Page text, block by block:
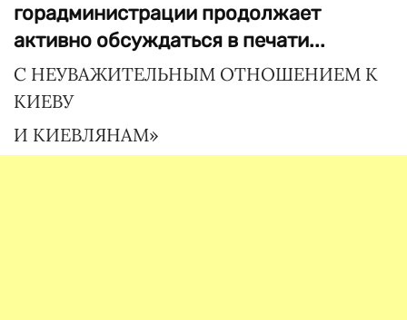
горадминистрации продолжает
активно обсуждаться в печати...
С НЕУВАЖИТЕЛЬНЫМ ОТНОШЕНИЕМ К
КИЕВУ
И КИЕВЛЯНАМ»